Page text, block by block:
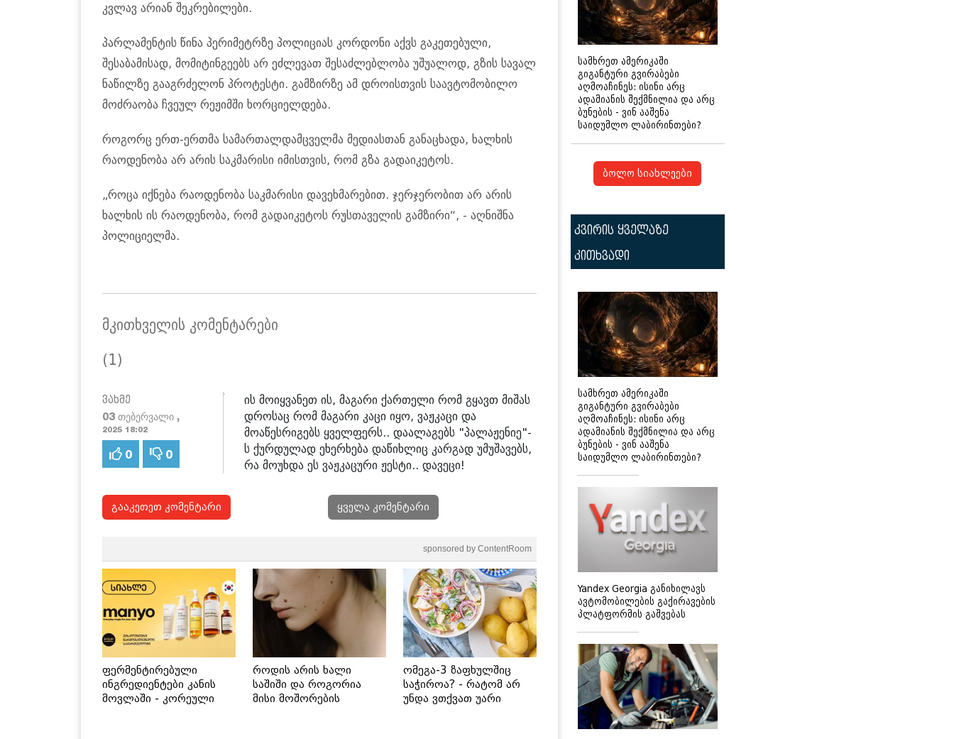
კვლავ არიან შეკრებილები.
პარლამენტის წინა პერიმეტრზე პოლიციას კორდონი აქვს გაკეთებული,
შესაბამისად, მომიტინგეებს არ ეძლევათ შესაძლებლობა უშუალოდ, გზის სავალ
ნაწილზე გააგრძელონ პროტესტი. გამზირზე ამ დროისთვის საავტომობილო
მოძრაობა ჩვეულ რეჟიმში ხორციელდება.
როგორც ერთ-ერთმა სამართალდამცველმა მედიასთან განაცხადა, ხალხის
რაოდენობა არ არის საკმარისი იმისთვის, რომ გზა გადაიკეტოს.
„როცა იქნება რაოდენობა საკმარისი დავეხმარებით. ჯერჯერობით არ არის
ხალხის ის რაოდენობა, რომ გადაიკეტოს რუსთაველის გამზირი“, - აღნიშნა
პოლიციელმა.
მკითხველის კომენტარები
(1)
ვახმე
03 თებერვალი ,
2025 18:02
0 0
ის მოიყვანეთ ის, მაგარი ქართელი რომ გყავთ მიშას
დროსაც რომ მაგარი კაცი იყო, ვაჟკაცი და
მოაწესრიგებს ყველფერს.. დაალაგებს "პალაჟენიე"-
ს ქურდულად ეხერხება დაწიხლიც კარგად უმუშავებს,
რა მოუხდა ეს ვაჟკაცური ჟესტი.. დავეცი!
გააკეთეთ კომენტარი ყველა კომენტარი
sponsored by ContentRoom
ფერმენტირებული
ინგრედიენტები კანის
მოვლაში - კორეული
როდის არის ხალი
საშიში და როგორია
მისი მოშორების
ომეგა-3 ზაფხულშიც
საჭიროა? - რატომ არ
უნდა ვთქვათ უარი
სამხრეთ ამერიკაში
გიგანტური გვირაბები
აღმოაჩინეს: ისინი არც
ადამიანის შექმნილია და არც
ბუნების - ვინ ააშენა
საიდუმლო ლაბირინთები?
ბოლო სიახლეები
კვირის ყველაზე
კითხვადი
სამხრეთ ამერიკაში
გიგანტური გვირაბები
აღმოაჩინეს: ისინი არც
ადამიანის შექმნილია და არც
ბუნების - ვინ ააშენა
საიდუმლო ლაბირინთები?
Yandex Georgia განიხილავს
ავტომობილების გაქირავების
პლატფორმის გაშვებას